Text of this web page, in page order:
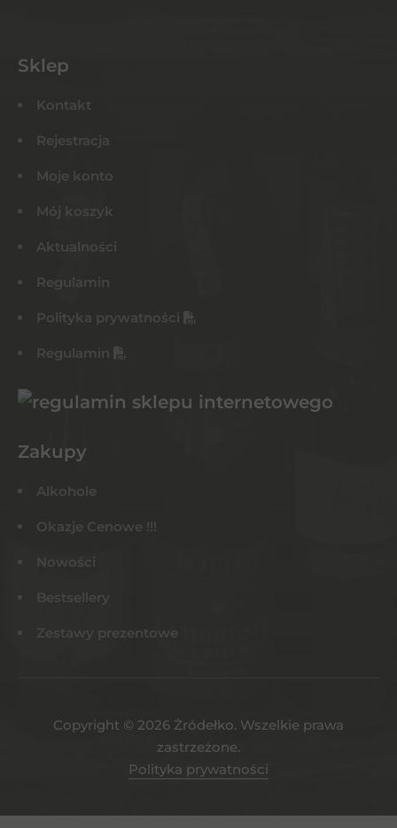
Sklep
Kontakt
Rejestracja
Moje konto
Mój koszyk
Aktualności
Regulamin
Polityka prywatności
Regulamin
Zakupy
Alkohole
Okazje Cenowe !!!
Nowości
Bestsellery
Zestawy prezentowe
Copyright © 2026 Żródełko. Wszelkie prawa
zastrzeżone.
Polityka prywatności